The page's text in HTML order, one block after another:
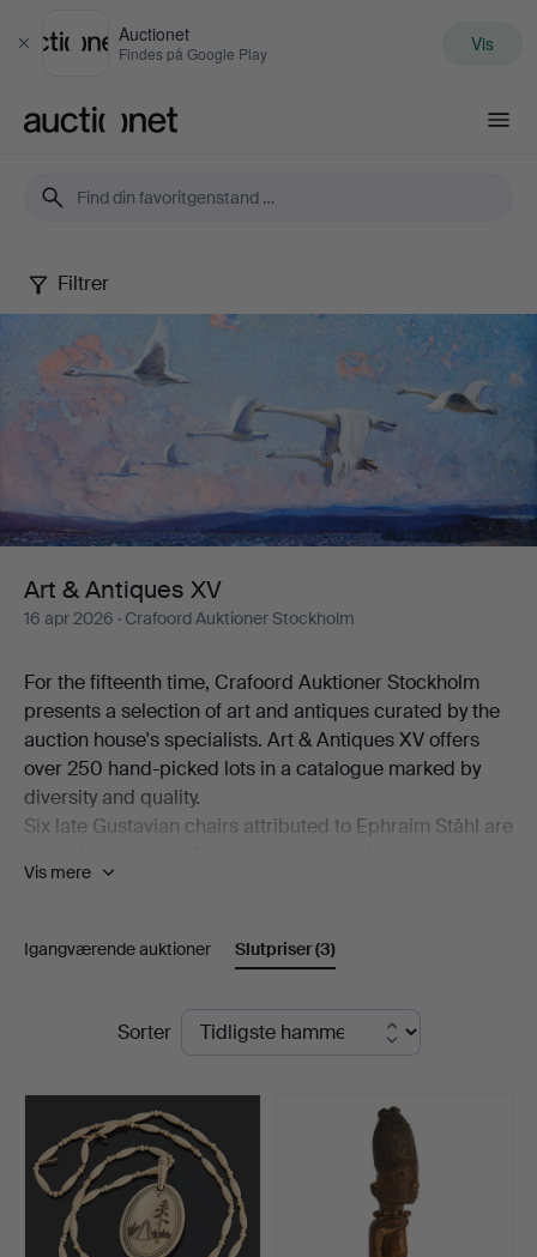
Luk
Auctionet
Findes på Google Play Vis
Art
Antiques
Filtrer
Art & Antiques XV
16 apr 2026 · Crafoord Auktioner Stockholm
For the fifteenth time, Crafoord Auktioner Stockholm
presents a selection of art and antiques curated by the
auction house's specialists. Art & Antiques XV offers
over 250 hand-picked lots in a catalogue marked by
diversity and quality.
Six late Gustavian chairs attributed to Ephraim Ståhl are
made by Anders Arvidsson Castman in Eksjö in 1793
Madrid's starting eleven from 1966. And on the
bookshelf stands a copy of C L Grubb's substantial
century. Add to this a wealth of beautiful objects,
including a mahogany chiffonier by Carl Hendric Blom,
brooch, an English stilton spoon, Iwan Constantin
Johansson's stretching swans against a pale blue-pink
sky, a pair of substantial caryatids and much more
besides.
Welcome!
Vis mere
Igangværende auktioner Slutpriser(3)
SlutpriserSorter